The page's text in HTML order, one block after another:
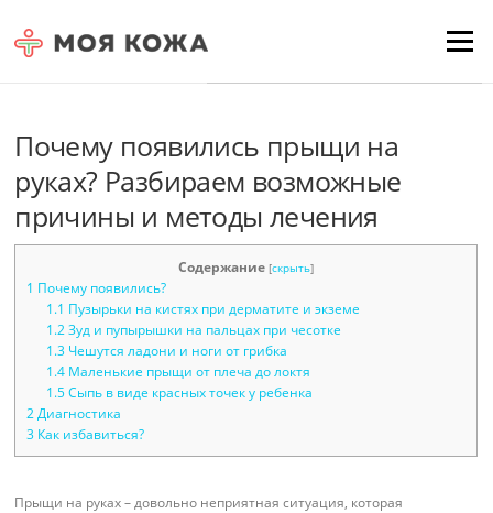
Menu
Почему появились прыщи на
руках? Разбираем возможные
причины и методы лечения
Содержание [скрыть]
1 Почему появились?
1.1 Пузырьки на кистях при дерматите и экземе
1.2Зуд и пупырышки на пальцах при чесотке
1.3Чешутся ладони и ноги от грибка
1.4Маленькие прыщи от плеча до локтя
1.5Сыпь в виде красных точек у ребенка
2 Диагностика
3 Как избавиться?
Прыщи на руках – довольно неприятная ситуация, которая
Для любых предложений по